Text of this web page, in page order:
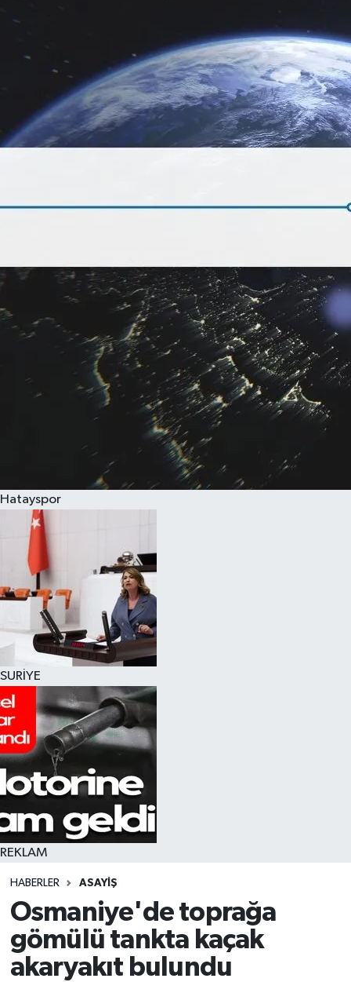
Hatayspor
SURİYE
REKLAM
HABERLER ASAYIŞ
Osmaniye'de toprağa
gömülü tankta kaçak
akaryakıt bulundu